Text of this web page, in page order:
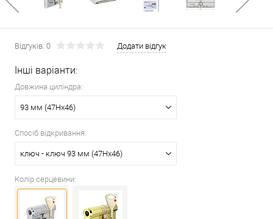
Відгуків: 0 Додати відгук
Інші варіанти:
Довжина циліндра:
93 мм (47Hx46)
Спосіб відкривання:
ключ - ключ 93 мм (47Hx46)
Колір серцевини: